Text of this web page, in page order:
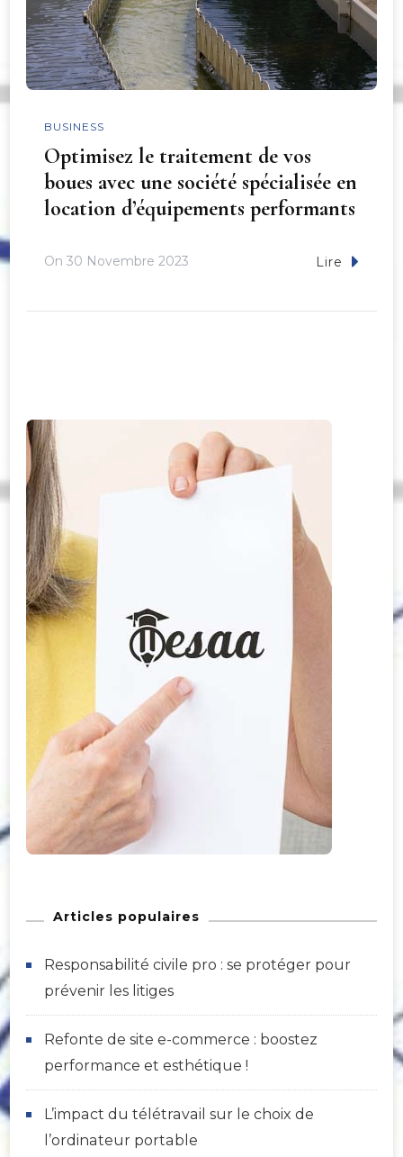
BUSINESS
Optimisez le traitement de vos
boues avec une société spécialisée en
location d’équipements performants
On 30 Novembre 2023 Lire
Articles populaires
Responsabilité civile pro : se protéger pour
prévenir les litiges
Refonte de site e-commerce : boostez
performance et esthétique !
L’impact du télétravail sur le choix de
l’ordinateur portable